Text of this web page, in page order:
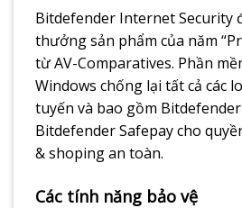
Bitdefender Internet Security
thưởng sản phẩm của năm
từ AV-Comparatives. Phần
Windows chống lại tất cả các
tuyến và bao gồm Bitdefender
Bitdefender Safepay cho
& shoping an toàn.
Các tính năng bảo vệ